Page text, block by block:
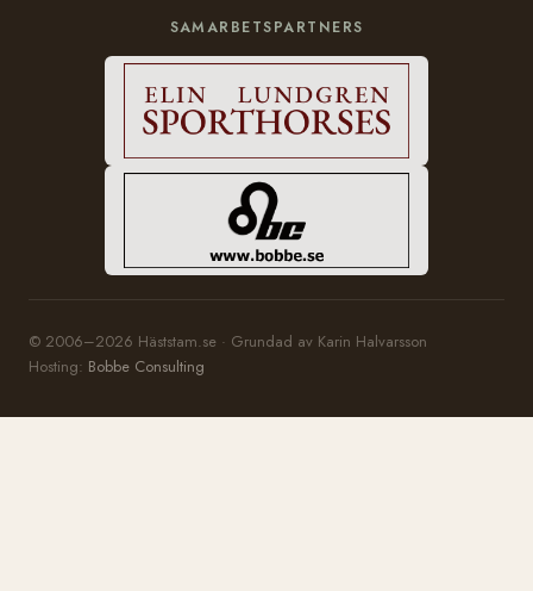
SAMARBETSPARTNERS
© 2006–2026 Häststam.se · Grundad av Karin Halvarsson
Hosting: Bobbe Consulting